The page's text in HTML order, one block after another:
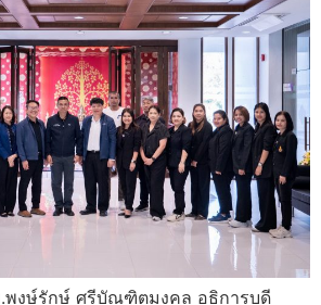
.พงษ์รักษ์ ศรีบัณฑิตมงคล อธิการบดี